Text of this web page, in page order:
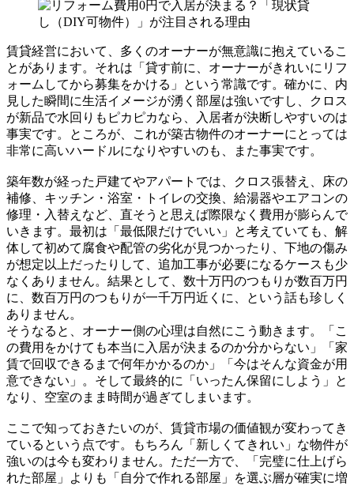
賃貸経営において、多くのオーナーが無意識に抱えているこ
とがあります。それは「貸す前に、オーナーがきれいにリフ
ォームしてから募集をかける」という常識です。確かに、内
見した瞬間に生活イメージが湧く部屋は強いですし、クロス
が新品で水回りもピカピカなら、入居者が決断しやすいのは
事実です。ところが、これが築古物件のオーナーにとっては
非常に高いハードルになりやすいのも、また事実です。
築年数が経った戸建てやアパートでは、クロス張替え、床の
補修、キッチン・浴室・トイレの交換、給湯器やエアコンの
修理・入替えなど、直そうと思えば際限なく費用が膨らんで
いきます。最初は「最低限だけでいい」と考えていても、解
体して初めて腐食や配管の劣化が見つかったり、下地の傷み
が想定以上だったりして、追加工事が必要になるケースも少
なくありません。結果として、数十万円のつもりが数百万円
に、数百万円のつもりが一千万円近くに、という話も珍しく
ありません。
そうなると、オーナー側の心理は自然にこう動きます。「こ
の費用をかけても本当に入居が決まるのか分からない」「家
賃で回収できるまで何年かかるのか」「今はそんな資金が用
意できない」。そして最終的に「いったん保留にしよう」と
なり、空室のまま時間が過ぎてしまいます。
ここで知っておきたいのが、賃貸市場の価値観が変わってき
ているという点です。もちろん「新しくてきれい」な物件が
強いのは今も変わりません。ただ一方で、「完璧に仕上げら
れた部屋」よりも「自分で作れる部屋」を選ぶ層が確実に増